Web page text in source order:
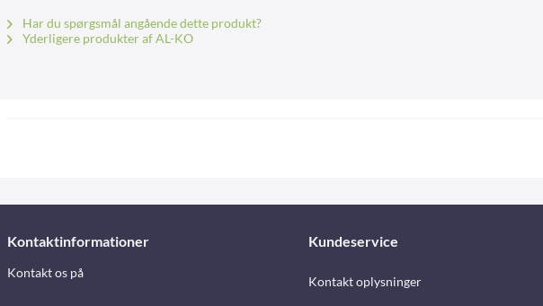
Har du spørgsmål angående dette produkt?
Yderligere produkter af AL-KO
Kontaktinformationer
Kontakt os på
Kundeservice
Kontakt oplysninger